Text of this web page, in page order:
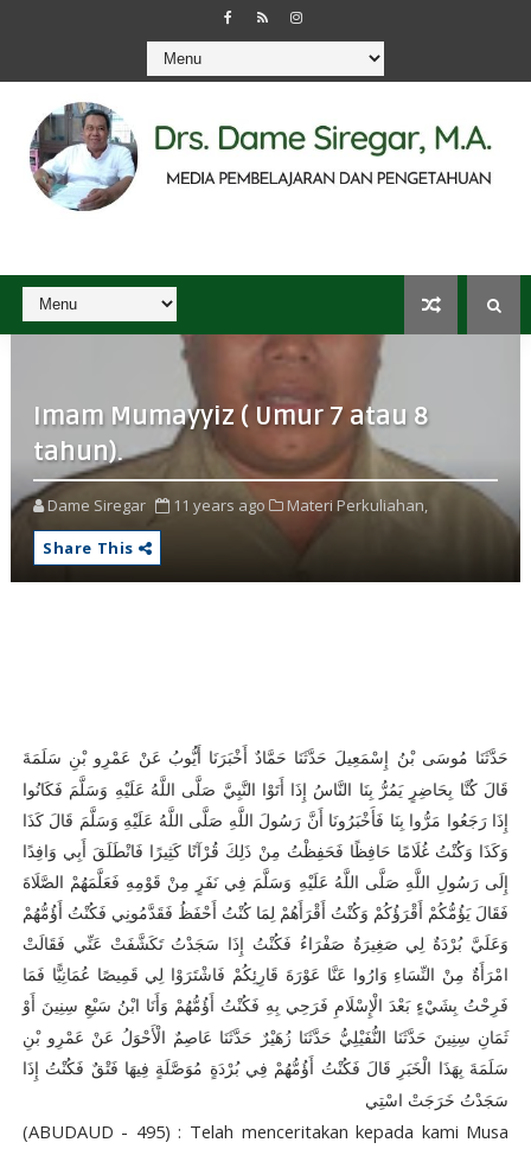
Imam Mumayyiz ( Umur 7 atau 8
tahun).
Dame Siregar 11 years ago
Materi Perkuliahan,
Share This
حَدَّثَنَا مُوسَى بْنُ إِسْمَعِيلَ حَدَّثَنَا حَمَّادٌ أَخْبَرَنَا أَيُّوبُ عَنْ عَمْرِو بْنِ سَلَمَةَ
قَالَ كُنَّا بِحَاضِرٍ يَمُرُّ بِنَا النَّاسُ إِذَا أَتَوْا النَّبِيَّ صَلَّى اللَّهُ عَلَيْهِ وَسَلَّمَ فَكَانُوا
إِذَا رَجَعُوا مَرُّوا بِنَا فَأَخْبَرُونَا أَنَّ رَسُولَ اللَّهِ صَلَّى اللَّهُ عَلَيْهِ وَسَلَّمَ قَالَ كَذَا
وَكَذَا وَكُنْتُ غُلَامًا حَافِظًا فَحَفِظْتُ مِنْ ذَلِكَ قُرْآنًا كَثِيرًا فَانْطَلَقَ أَبِي وَافِدًا
إِلَى رَسُولِ اللَّهِ صَلَّى اللَّهُ عَلَيْهِ وَسَلَّمَ فِي نَفَرٍ مِنْ قَوْمِهِ فَعَلَّمَهُمْ الصَّلَاةَ
فَقَالَ يَؤُمُّكُمْ أَقْرَؤُكُمْ وَكُنْتُ أَقْرَأَهُمْ لِمَا كُنْتُ أَحْفَظُ فَقَدَّمُونِي فَكُنْتُ أَؤُمُّهُمْ
وَعَلَيَّ بُرْدَةٌ لِي صَغِيرَةٌ صَفْرَاءُ فَكُنْتُ إِذَا سَجَدْتُ تَكَشَّفَتْ عَنِّي فَقَالَتْ
امْرَأَةٌ مِنْ النِّسَاءِ وَارُوا عَنَّا عَوْرَةَ قَارِئِكُمْ فَاشْتَرَوْا لِي قَمِيصًا عُمَانِيًّا فَمَا
فَرِحْتُ بِشَيْءٍ بَعْدَ الْإِسْلَامِ فَرَحِي بِهِ فَكُنْتُ أَؤُمُّهُمْ وَأَنَا ابْنُ سَبْعِ سِنِينَ أَوْ
ثَمَانِ سِنِينَ حَدَّثَنَا النُّفَيْلِيُّ حَدَّثَنَا زُهَيْرٌ حَدَّثَنَا عَاصِمٌ الْأَحْوَلُ عَنْ عَمْرِو بْنِ
سَلَمَةَ بِهَذَا الْخَبَرِ قَالَ فَكُنْتُ أَؤُمُّهُمْ فِي بُرْدَةٍ مُوَصَّلَةٍ فِيهَا فَتْقٌ فَكُنْتُ إِذَا
سَجَدْتُ خَرَجَتْ اسْتِي
(ABUDAUD - 495) : Telah menceritakan kepada kami Musa